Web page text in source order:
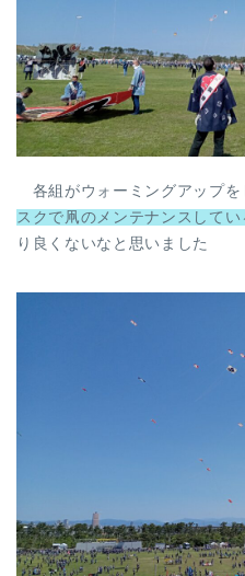
各組がウォーミングアップを
スクで凧のメンテナンスしてい
り良くないなと思いました